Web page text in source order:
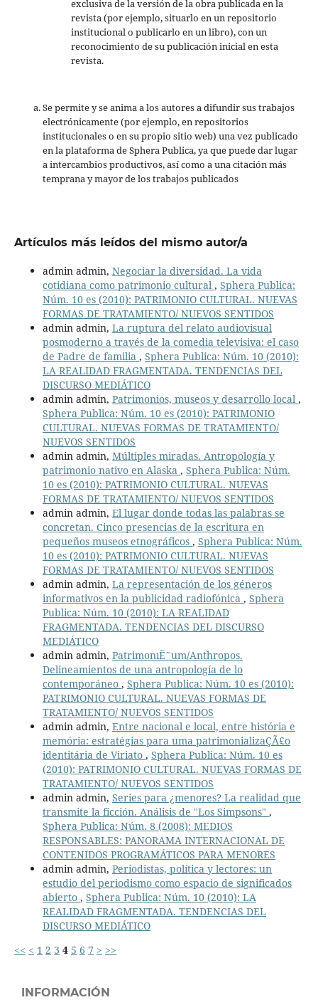
exclusiva de la versión de la obra publicada en la
revista (por ejemplo, situarlo en un repositorio
institucional o publicarlo en un libro), con un
reconocimiento de su publicación inicial en esta
revista.
Se permite y se anima a los autores a difundir sus trabajos
electrónicamente (por ejemplo, en repositorios
institucionales o en su propio sitio web) una vez publicado
en la plataforma de Sphera Publica, ya que puede dar lugar
a intercambios productivos, así como a una citación más
temprana y mayor de los trabajos publicados
Artículos más leídos del mismo autor/a
admin admin, Negociar la diversidad. La vida
cotidiana como patrimonio cultural , Sphera Publica:
Núm. 10 es (2010): PATRIMONIO CULTURAL. NUEVAS
FORMAS DE TRATAMIENTO/ NUEVOS SENTIDOS
admin admin, La ruptura del relato audiovisual
posmoderno a través de la comedia televisiva: el caso
de Padre de familia , Sphera Publica: Núm. 10 (2010):
LA REALIDAD FRAGMENTADA. TENDENCIAS DEL
DISCURSO MEDIÁTICO
admin admin, Patrimonios, museos y desarrollo local ,
Sphera Publica: Núm. 10 es (2010): PATRIMONIO
CULTURAL. NUEVAS FORMAS DE TRATAMIENTO/
NUEVOS SENTIDOS
admin admin, Múltiples miradas. Antropología y
patrimonio nativo en Alaska , Sphera Publica: Núm.
10 es (2010): PATRIMONIO CULTURAL. NUEVAS
FORMAS DE TRATAMIENTO/ NUEVOS SENTIDOS
admin admin, El lugar donde todas las palabras se
concretan. Cinco presencias de la escritura en
pequeños museos etnográficos , Sphera Publica: Núm.
10 es (2010): PATRIMONIO CULTURAL. NUEVAS
FORMAS DE TRATAMIENTO/ NUEVOS SENTIDOS
admin admin, La representación de los géneros
informativos en la publicidad radiofónica , Sphera
Publica: Núm. 10 (2010): LA REALIDAD
FRAGMENTADA. TENDENCIAS DEL DISCURSO
MEDIÁTICO
admin admin, PatrimonıË˜um/Anthropos.
Delineamientos de una antropología de lo
contemporáneo , Sphera Publica: Núm. 10 es (2010):
PATRIMONIO CULTURAL. NUEVAS FORMAS DE
TRATAMIENTO/ NUEVOS SENTIDOS
admin admin, Entre nacional e local, entre história e
memória: estratégias para uma patrimonializaÇÃ£o
identitária de Viriato , Sphera Publica: Núm. 10 es
(2010): PATRIMONIO CULTURAL. NUEVAS FORMAS DE
TRATAMIENTO/ NUEVOS SENTIDOS
admin admin, Series para ¿menores? La realidad que
transmite la ficción. Análisis de "Los Simpsons" ,
Sphera Publica: Núm. 8 (2008): MEDIOS
RESPONSABLES: PANORAMA INTERNACIONAL DE
CONTENIDOS PROGRAMÁTICOS PARA MENORES
admin admin, Periodistas, política y lectores: un
estudio del periodismo como espacio de significados
abierto , Sphera Publica: Núm. 10 (2010): LA
REALIDAD FRAGMENTADA. TENDENCIAS DEL
DISCURSO MEDIÁTICO
<< < 1 2 3 4 5 6 7 > >>
INFORMACIÓN